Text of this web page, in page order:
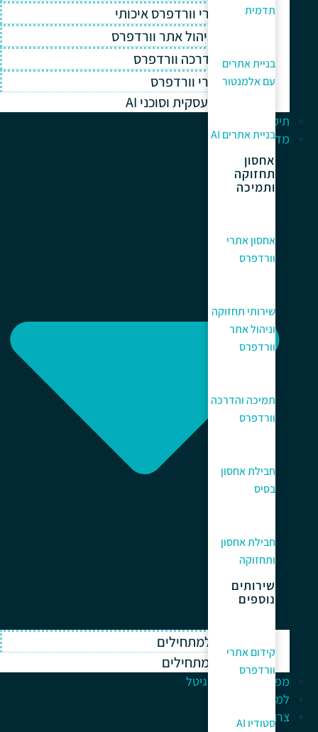
תדמית
בניית אתרים
עם אלמנטור
בניית אתרים AI
אחסון
תחזוקה
ותמיכה
אחסון אתרי
וורדפרס
שירותי תחזוקה
וניהול אתר
וורדפרס
תמיכה והדרכה
וורדפרס
חבילת אחסון
בסיס
חבילת אחסון
ותחזוקה
שירותים
נוספים
קידום אתרי
וורדפרס
סטודיו AI
אחסון אתרי וורדפרס איכותי
תחזוקה וניהול אתר וורדפרס
תמיכה והדרכה וורדפרס
קידום אתרי וורדפרס
אוטומציה עסקית וסוכני AI
תיק עבודות
מדריך למתחלים
וורדפרס למתחילים
ווקומרס למתחילים
מפתח לעולם הדיגיטל
למה כאן?
צרו קשר